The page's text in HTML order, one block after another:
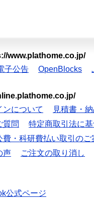
www.plathome.co.jp/
子公告 OpenBlocks
ンについて
見積書・
質問
特定商取引法に
費・科研費払い取引のご
声 ご注文の取り消し
公式ページ